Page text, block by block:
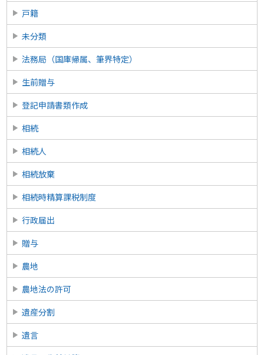
戸籍
未分類
法務局（国庫帰属、筆界特定）
生前贈与
登記申請書類作成
相続
相続人
相続放棄
相続時精算課税制度
行政届出
贈与
農地
農地法の許可
遺産分割
遺言